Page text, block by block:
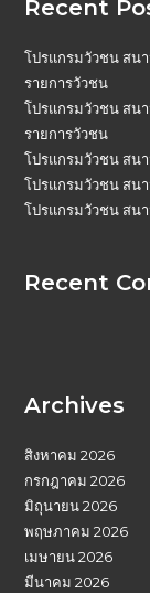
Recent
โปรแกรมวัวชน สน
รายการวัวชน
โปรแกรมวัวชน สน
รายการวัวชน
โปรแกรมวัวชน สน
โปรแกรมวัวชน สน
โปรแกรมวัวชน สน
Recent
Archives
สิงหาคม 2026
กรกฎาคม 2026
มิถุนายน 2026
พฤษภาคม 2026
เมษายน 2026
มีนาคม 2026